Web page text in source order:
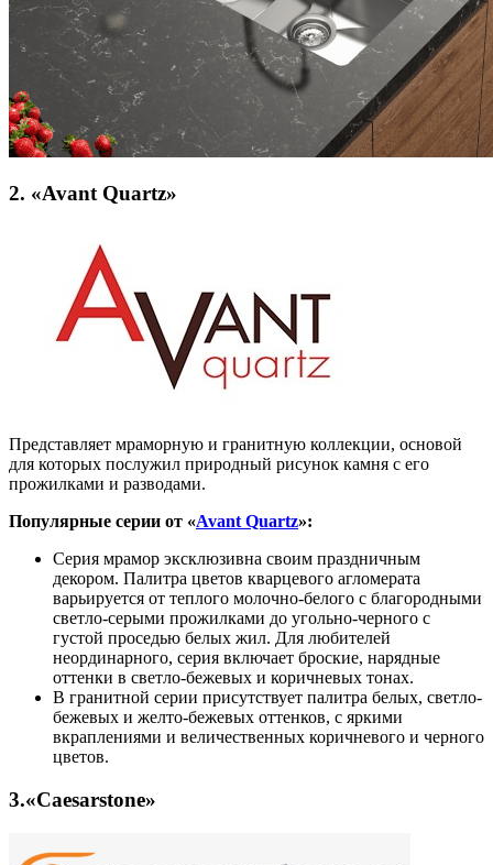
2. «Avant Quartz»
Представляет мраморную и гранитную коллекции, основой
для которых послужил природный рисунок камня с его
прожилками и разводами.
Популярные серии от «Avant Quartz»:
Серия мрамор эксклюзивна своим праздничным
декором. Палитра цветов кварцевого агломерата
варьируется от теплого молочно-белого с благородными
светло-серыми прожилками до угольно-черного с
густой проседью белых жил. Для любителей
неординарного, серия включает броские, нарядные
оттенки в светло-бежевых и коричневых тонах.
В гранитной серии присутствует палитра белых, светло-
бежевых и желто-бежевых оттенков, с яркими
вкраплениями и величественных коричневого и черного
цветов.
3.«Caesarstone»